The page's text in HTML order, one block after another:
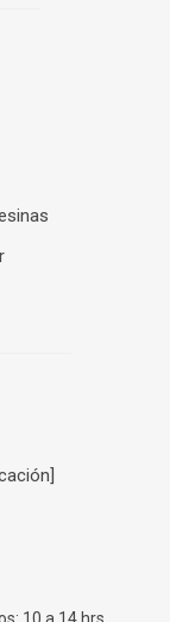
10 a 14 hrs